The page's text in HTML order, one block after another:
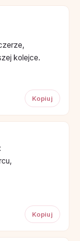
kolejce.
Kopiuj
Kopiuj